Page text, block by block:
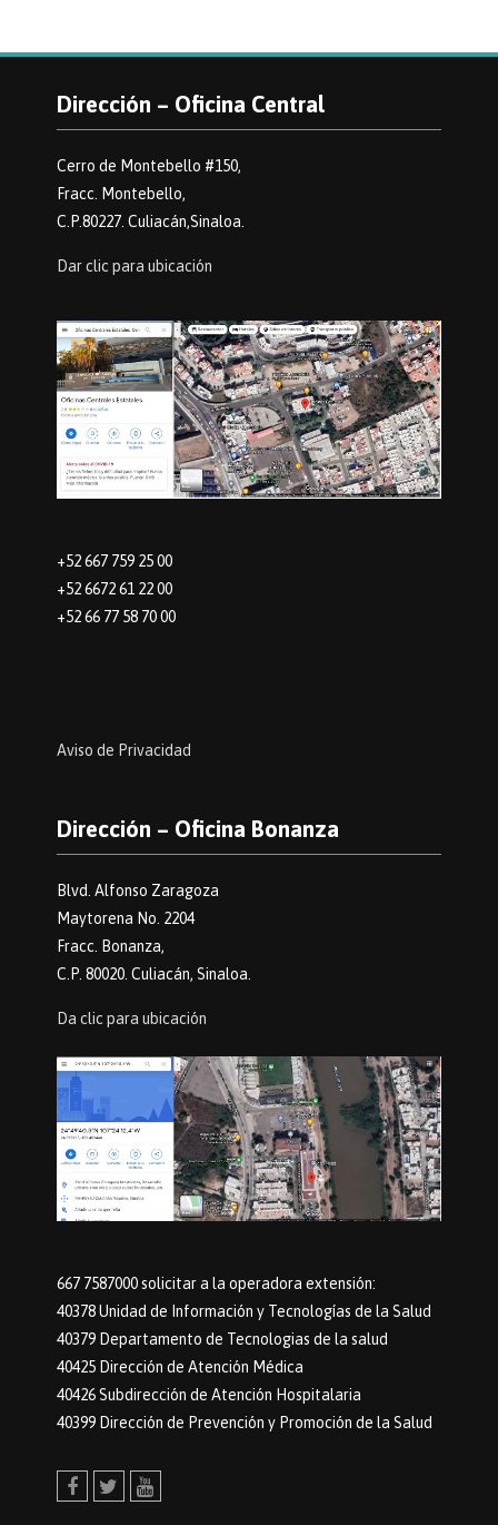
Dirección – Oficina Central
Cerro de Montebello #150,
Fracc. Montebello,
C.P.80227. Culiacán,Sinaloa.
Dar clic para ubicación
+52 667 759 25 00
+52 6672 61 22 00
+52 66 77 58 70 00
Aviso de Privacidad
Dirección – Oficina Bonanza
Blvd. Alfonso Zaragoza
Maytorena No. 2204
Fracc. Bonanza,
C.P. 80020. Culiacán, Sinaloa.
Da clic para ubicación
667 7587000 solicitar a la operadora extensión:
40378 Unidad de Información y Tecnologías de la Salud
40379 Departamento de Tecnologias de la salud
40425 Dirección de Atención Médica
40426 Subdirección de Atención Hospitalaria
40399 Dirección de Prevención y Promoción de la Salud